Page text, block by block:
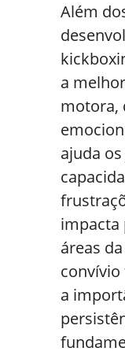
Além
a
motora,
ajuda
impacta
áreas
a